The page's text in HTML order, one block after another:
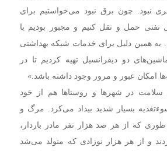
نبود. چون برق نبود می‌خواستیم برای
نفتی حمل و نقل کنیم و مجبور بودیم با
به همین دلیل برای خدمات شبکه بهداشتی
دو دیفرانسیل تهیه کردیم تا در
امکان عبور و مرور وجود داشته باشد.»
سلامت در شهرها و روستاها هم از خود
بسیار شدید بیداد می‌کرد. مرگ و
طوری که از هر صد هزار نفر مادر باردار،
و از هر هزار نوزادی که متولد می‌شد